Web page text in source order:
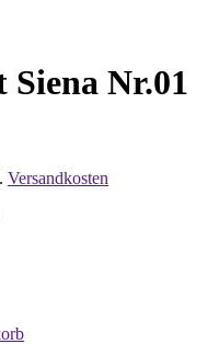
Siena Nr.01
Versandkosten